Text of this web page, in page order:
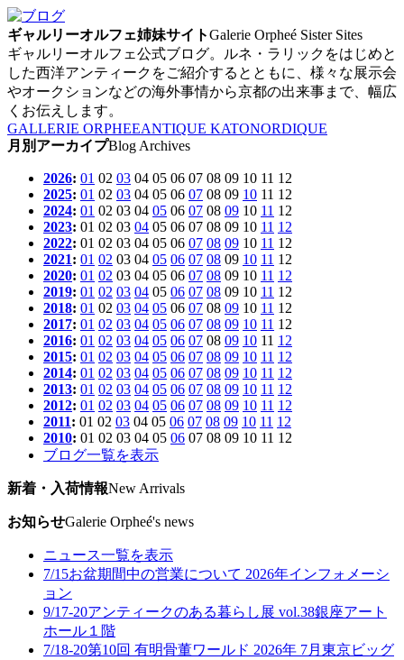
ギャルリーオルフェ姉妹サイトGalerie Orpheé Sister Sites
ギャルリーオルフェ公式ブログ。ルネ・ラリックをはじめと
した西洋アンティークをご紹介するとともに、様々な展示会
やオークションなどの海外事情から京都の出来事まで、幅広
くお伝えします。
GALLERIE ORPHEEANTIQUE KATONORDIQUE
月別アーカイプBlog Archives
2026: 01 02 03 04 05 06 07 08 09 10 11 12
2025: 01 02 03 04 05 06 07 08 09 10 11 12
2024: 01 02 03 04 05 06 07 08 09 10 11 12
2023: 01 02 03 04 05 06 07 08 09 10 11 12
2022: 01 02 03 04 05 06 07 08 09 10 11 12
2021: 01 02 03 04 05 06 07 08 09 10 11 12
2020: 01 02 03 04 05 06 07 08 09 10 11 12
2019: 01 02 03 04 05 06 07 08 09 10 11 12
2018: 01 02 03 04 05 06 07 08 09 10 11 12
2017: 01 02 03 04 05 06 07 08 09 10 11 12
2016: 01 02 03 04 05 06 07 08 09 10 11 12
2015: 01 02 03 04 05 06 07 08 09 10 11 12
2014: 01 02 03 04 05 06 07 08 09 10 11 12
2013: 01 02 03 04 05 06 07 08 09 10 11 12
2012: 01 02 03 04 05 06 07 08 09 10 11 12
2011: 01 02 03 04 05 06 07 08 09 10 11 12
2010: 01 02 03 04 05 06 07 08 09 10 11 12
ブログ一覧を表示
新着・入荷情報New Arrivals
お知らせGalerie Orpheé's news
ニュース一覧を表示
7/15お盆期間中の営業について 2026年インフォメーシ
ョン
9/17-20アンティークのある暮らし展 vol.38銀座アート
ホール１階
7/18-20第10回 有明骨董ワールド 2026年 7月 東京ビッグ